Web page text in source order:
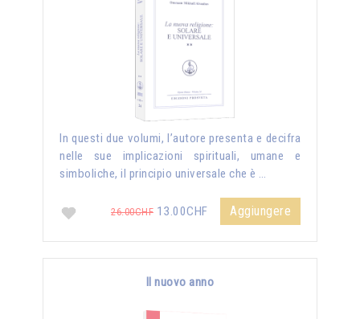
In questi due volumi, l’autore presenta e decifra
nelle sue implicazioni spirituali, umane e
simboliche, il principio universale che è …
26.00CHF 13.00CHF Aggiungere
Il nuovo anno